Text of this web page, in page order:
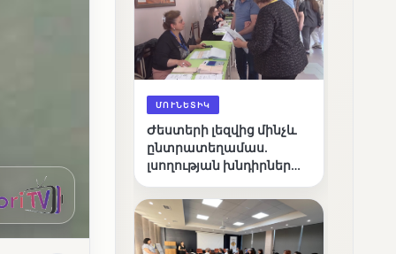
ՄՈՒՆԵՏԻԿ
Ժեստերի լեզվից մինչև
ընտրատեղամաս.
լսողության խնդիրներ
ճանապարհը